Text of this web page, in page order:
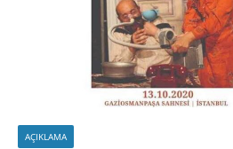
AÇIKLAMA